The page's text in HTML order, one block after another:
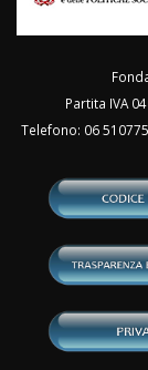
Partita IVA
Telefono: 06